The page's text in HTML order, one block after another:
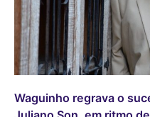
Waguinho regrava o